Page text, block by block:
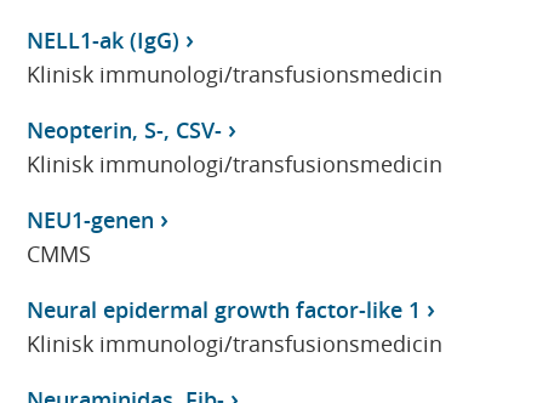
NELL1-ak (IgG)
Klinisk immunologi/transfusionsmedicin
Neopterin, S-, CSV-
Klinisk immunologi/transfusionsmedicin
NEU1-genen
CMMS
Neural epidermal growth factor-like 1
Klinisk immunologi/transfusionsmedicin